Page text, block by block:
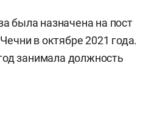
была назначена на пост
в октябре 2021 года.
занимала должность